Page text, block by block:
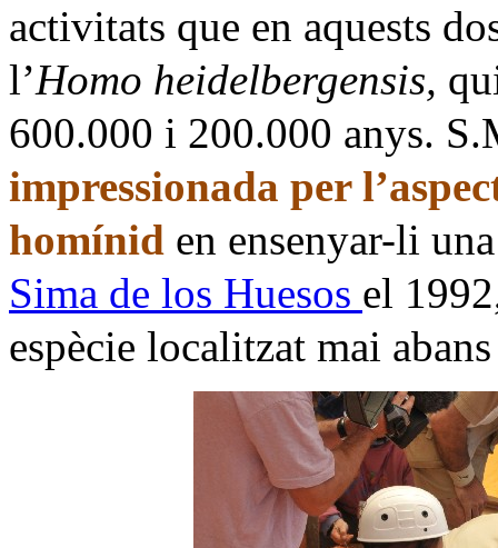
activitats que en aquests
l’Homo heidelbergensis,
600.000 i 200.000 anys.
impressionada per
homínid en ensenyar-li
Sima de los Huesos el
espècie localitzat mai